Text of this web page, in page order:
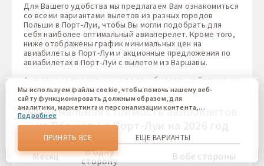
Для Вашего удобства мы предлагаем Вам ознакомиться
со всеми вариантами вылетов из разных городов
Польши в Порт-Луи, чтобы Вы могли подобрать для
себя наиболее оптимальный авиаперелет. Кроме того,
ниже отображены график минимальных цен на
авиабилеты в Порт-Луи и акционные предложения по
авиабилетах в Порт-Луи с вылетом из Варшавы.
Актуальные предложения по авиабилетах из Варшавы в
Порт-Луи отchartershop.com.ua:
Минимальная стоимость авиабилетов
из Варшавы в Порт-Луи на 2026 год
Месяц
В одну
сторону
В обе стороны
Мы используем файлы cookie, чтобы помочь нашему веб-
сайту функционировать должным образом, для
аналитики, маркетинга и персонализации контента,
который вы видите. Файлы cookies позволяют нам
отличать Вас от других пользователей нашего веб-сайта.
Соглашаясь, вы соглашаетесь на использование всех этих
файлов cookie. Вы можете обновить свои предпочтения,
нажав кнопку настроек файлов cookie, или в любое
время, перейдя к нашей политике использования файлов
Подробнее
ПРИНЯТЬ ВСЕ ЕЩЕ ВАРИАНТЫ